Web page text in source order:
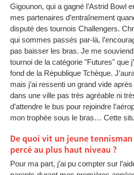
Gigounon, qui a gagné l’Astrid Bowl
mes partenaires d’entraînement
disputé des tournois Challengers.
qui sommes passés par-là,
pas baisser les bras. Je me
tournoi de la catégorie "Futures" que
fond de la République Tchèque.
mais j’ai ressenti un grand vide
dans une ville pas très agréable ni
d’attendre le bus pour rejoindre
mon trophée sous le bras… Cette
De quoi vit un jeune tennisman
percé au plus haut niveau ?
Pour ma part, j’ai pu compter sur